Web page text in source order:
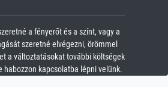
a fényerőt és a színt, vagy a
szeretné elvégezni, örömmel
a változtatásokat további költségek
habozzon kapcsolatba lépni velünk.